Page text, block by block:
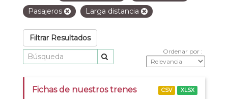
Pasajeros
Larga distancia
Filtrar Resultados
Ordenar por
Fichas de nuestros trenes CSV XLSX